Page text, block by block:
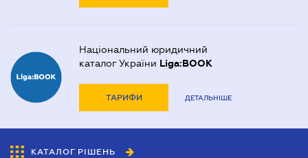
Національний юридичний
каталог України Liga:BOOK
ТАРИФИ ДЕТАЛЬНІШЕ
КАТАЛОГ РІШЕНЬ